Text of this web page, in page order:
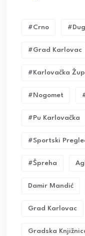
#crno
#grad Karlovac
#karlovačka
#nogomet
#pu Karlovačka
#sportski
#Špreha
Damir Mandić
Grad Karlovac
Gradska